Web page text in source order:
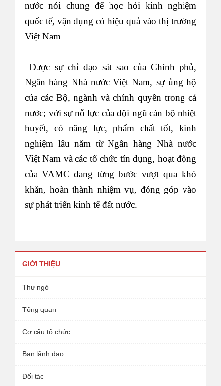
nước nói chung để học hỏi kinh nghiệm
quốc tế, vận dụng có hiệu quả vào thị trường
Việt Nam.
Được sự chỉ đạo sát sao của Chính phủ,
Ngân hàng Nhà nước Việt Nam, sự ủng hộ
của các Bộ, ngành và chính quyền trong cả
nước; với sự nỗ lực của đội ngũ cán bộ nhiệt
huyết, có năng lực, phẩm chất tốt, kinh
nghiệm lâu năm từ Ngân hàng Nhà nước
Việt Nam và các tổ chức tín dụng, hoạt động
của VAMC đang từng bước vượt qua khó
khăn, hoàn thành nhiệm vụ, đóng góp vào
sự phát triển kinh tế đất nước.
GIỚI THIỆU
Thư ngỏ
Tổng quan
Cơ cấu tổ chức
Ban lãnh đạo
Đối tác